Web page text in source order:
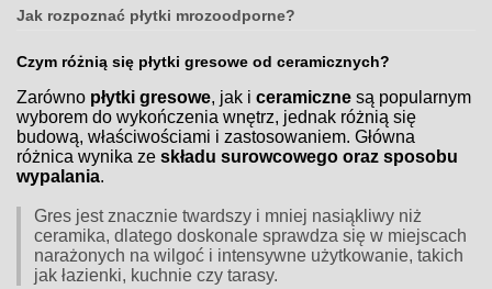
Jak rozpoznać płytki mrozoodporne?
Czym różnią się płytki gresowe od ceramicznych?
Zarówno płytki gresowe, jak iceramiczne są popularnym
wyborem do wykończenia wnętrz, jednak różnią się
budową, właściwościami i zastosowaniem. Główna
różnica wynika zeskładu surowcowego oraz sposobu
wypalania.
Gres jest znacznie twardszy i mniej nasiąkliwy niż
ceramika, dlatego doskonale sprawdza się w miejscach
narażonych na wilgoć i intensywne użytkowanie, takich
jak łazienki, kuchnie czy tarasy.